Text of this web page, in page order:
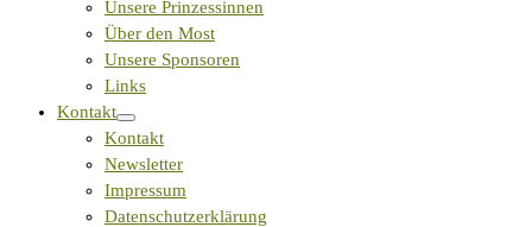
Unsere Prinzessinnen
Über den Most
Unsere Sponsoren
Links
Kontakt
Kontakt
Newsletter
Impressum
Datenschutzerklärung